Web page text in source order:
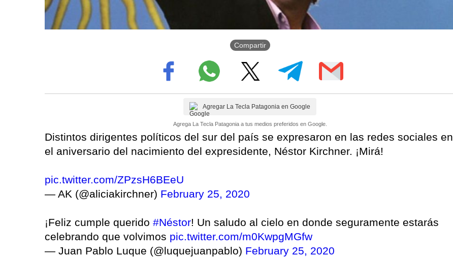
Compartir
Agregar La Tecla Patagonia en Google
Agrega La Tecla Patagonia a tus medios preferidos en Google.
Distintos dirigentes políticos del sur del país se expresaron en las redes sociales en
el aniversario del nacimiento del expresidente, Néstor Kirchner. ¡Mirá!
pic.twitter.com/ZPzsH6BEeU
— AK (@aliciakirchner) February 25, 2020
¡Feliz cumple querido #Néstor! Un saludo al cielo en donde seguramente estarás
celebrando que volvimos pic.twitter.com/m0KwpgMGfw
— Juan Pablo Luque (@luquejuanpablo) February 25, 2020